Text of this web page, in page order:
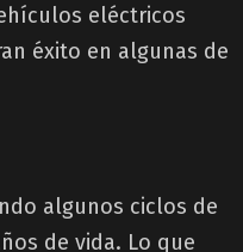
eléctricos
éxito en algunas de
algunos ciclos de
de vida. Lo que